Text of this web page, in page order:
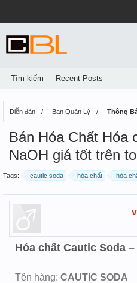
Diễn đàn Ban Quản Lý Thông
Bán Hóa Chất Hóa
NaOH giá tốt trên
Tags: cautic soda hóa chất hóa
Hóa chất Cautic Soda –
Tên hàng: CAUTIC SODA
Tìm kiếm Recent Posts